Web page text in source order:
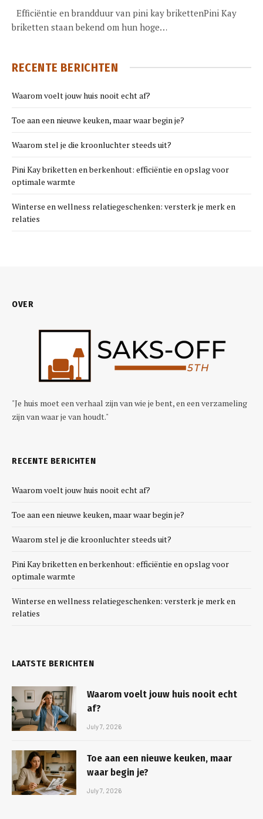
Efficiëntie en brandduur van pini kay brikettenPini Kay
briketten staan bekend om hun hoge…
RECENTE BERICHTEN
Waarom voelt jouw huis nooit echt af?
Toe aan een nieuwe keuken, maar waar begin je?
Waarom stel je die kroonluchter steeds uit?
Pini Kay briketten en berkenhout: efficiëntie en opslag voor
optimale warmte
Winterse en wellness relatiegeschenken: versterk je merk en
relaties
OVER
"Je huis moet een verhaal zijn van wie je bent, en een verzameling
zijn van waar je van houdt."
RECENTE BERICHTEN
Waarom voelt jouw huis nooit echt af?
Toe aan een nieuwe keuken, maar waar begin je?
Waarom stel je die kroonluchter steeds uit?
Pini Kay briketten en berkenhout: efficiëntie en opslag voor
optimale warmte
Winterse en wellness relatiegeschenken: versterk je merk en
relaties
LAATSTE BERICHTEN
Waarom voelt jouw huis nooit echt
af?
July 7, 2026
Toe aan een nieuwe keuken, maar
waar begin je?
July 7, 2026